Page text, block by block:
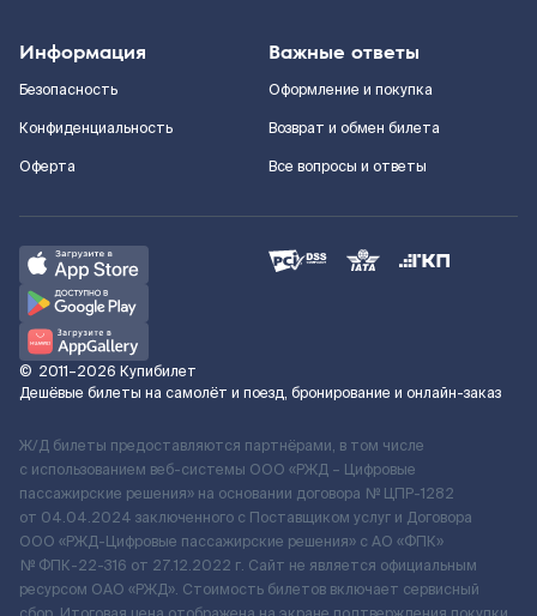
Информация
Безопасность
Конфиденциальность
Оферта
Важные ответы
Оформление и покупка
Возврат и обмен билета
Все вопросы и ответы
© 2011–2026 Купибилет
Дешёвые билеты на самолёт и поезд, бронирование и онлайн-заказ
Ж/Д билеты предоставляются партнёрами, в том числе
с использованием веб-системы ООО «РЖД – Цифровые
пассажирские решения» на основании договора № ЦПР-1282
от 04.04.2024 заключенного с Поставщиком услуг и Договора
ООО «РЖД-Цифровые пассажирские решения» c АО «ФПК»
№ ФПК-22-316 от 27.12.2022 г. Сайт не является официальным
ресурсом ОАО «РЖД». Стоимость билетов включает сервисный